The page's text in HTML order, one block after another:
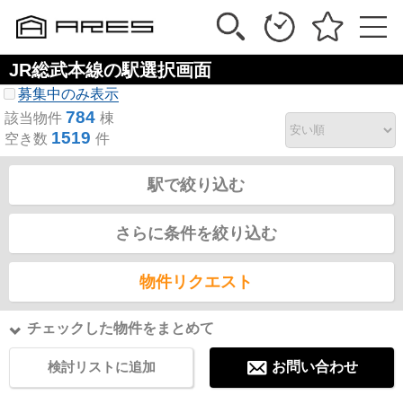
JR総武本線の駅選択画面
募集中のみ表示
該当物件 784 棟
空き数 1519 件
駅で絞り込む
さらに条件を絞り込む
物件リクエスト
チェックした物件をまとめて
検討リストに追加 お問い合わせ